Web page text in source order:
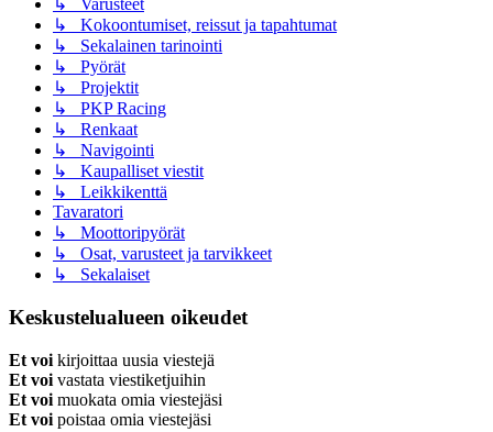
↳ Varusteet
↳ Kokoontumiset, reissut ja tapahtumat
↳ Sekalainen tarinointi
↳ Pyörät
↳ Projektit
↳ PKP Racing
↳ Renkaat
↳ Navigointi
↳ Kaupalliset viestit
↳ Leikkikenttä
Tavaratori
↳ Moottoripyörät
↳ Osat, varusteet ja tarvikkeet
↳ Sekalaiset
Keskustelualueen oikeudet
Et voi kirjoittaa uusia viestejä
Et voi vastata viestiketjuihin
Et voi muokata omia viestejäsi
Et voi poistaa omia viestejäsi